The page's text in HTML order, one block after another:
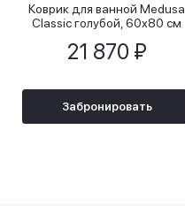
Коврик для ванной Medusa
Classic голубой, 60х80 см
21 870 ₽
Забронировать